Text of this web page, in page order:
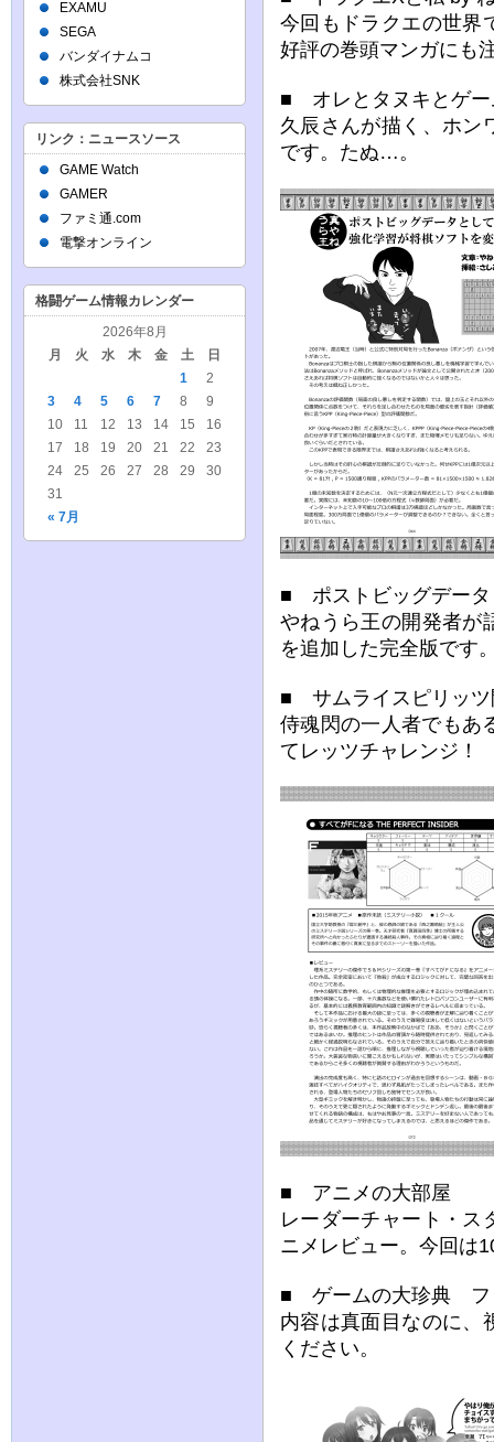
今回もドラクエの世界
好評の巻頭マンガにも
■ オレとタヌキとゲー
久辰さんが描く、ホン
です。たぬ…。
■ ポストビッグデータ
やねうら王の開発者が
を追加した完全版です
■ サムライスピリッツ
侍魂閃の一人者でもあ
てレッツチャレンジ！
■ アニメの大部屋
レーダーチャート・ス
ニメレビュー。今回は
■ ゲームの大珍典 フ
内容は真面目なのに、
ください。
EXAMU
SEGA
バンダイナムコ
株式会社SNK
リンク：ニュースソース
GAME Watch
GAMER
ファミ通.com
電撃オンライン
格闘ゲーム情報カレンダー
2026年8月
月
火 水 木 金 土 日
« 7月
1
2
3
4 5 6 7 8
9
10
11 12 13 14 15
16
17
18 19 20 21 22
23
24
25 26 27 28 29
30
31